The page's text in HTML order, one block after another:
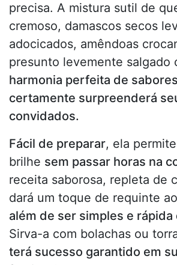
precisa. A mistura sutil de
cremoso, damascos secos
adocicados, amêndoas
presunto levemente salgado
harmonia perfeita de
certamente surpreenderá
convidados.
Fácil de preparar, ela
brilhe sem passar horas na
receita saborosa, repleta de
dará um toque de requinte
além de ser simples e
Sirva-a com bolachas ou
terá sucesso garantido em